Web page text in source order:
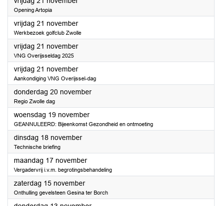
Opening Artopia
vrijdag 21 november2025
Werkbezoek golfclub Zwolle
vrijdag 21 november2025
VNG Overijsseldag 2025
vrijdag 21 november2025
Aankondiging VNG Overijssel-dag
donderdag 20 november2025
Regio Zwolle dag
woensdag 19 november2025
GEANNULEERD: Bijeenkomst Gezondheid en ontmoeting
dinsdag 18 november2025
Technische briefing
maandag 17 november2025
Vergadervrij i.v.m. begrotingsbehandeling
zaterdag 15 november2025
Onthulling gevelsteen Gesina ter Borch